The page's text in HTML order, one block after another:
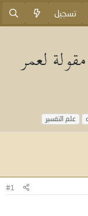
تسجيل
لعمر
علم التفسير
#1